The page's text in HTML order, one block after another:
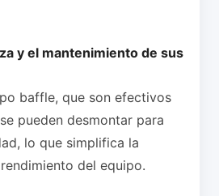
y el mantenimiento de sus
baffle, que son efectivos
pueden desmontar para
lo que simplifica la
del equipo.